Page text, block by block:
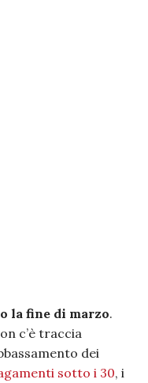
la fine di marzo.
c’è traccia
dei
sotto i 30, i